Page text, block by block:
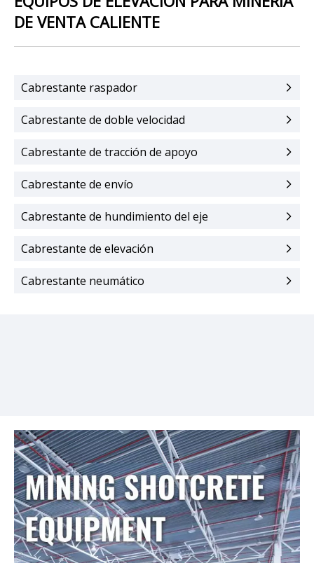
Cabrestante raspador
Cabrestante de doble velocidad
Cabrestante de tracción de apoyo
Cabrestante de envío
Cabrestante de hundimiento del eje
Cabrestante de elevación
Cabrestante neumático
DE VENTA CALIENTE